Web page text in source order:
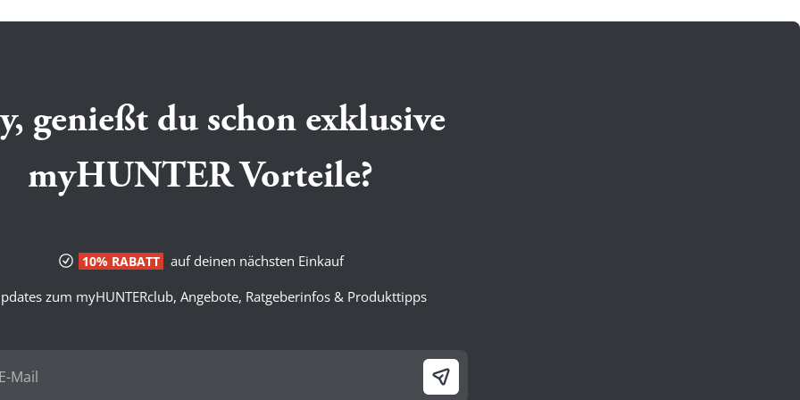
genießt du schon exklusive
myHUNTER Vorteile?
10% RABATT
auf deinen nächsten Einkauf
zum myHUNTERclub, Angebote, Ratgeberinfos & Produkttipps